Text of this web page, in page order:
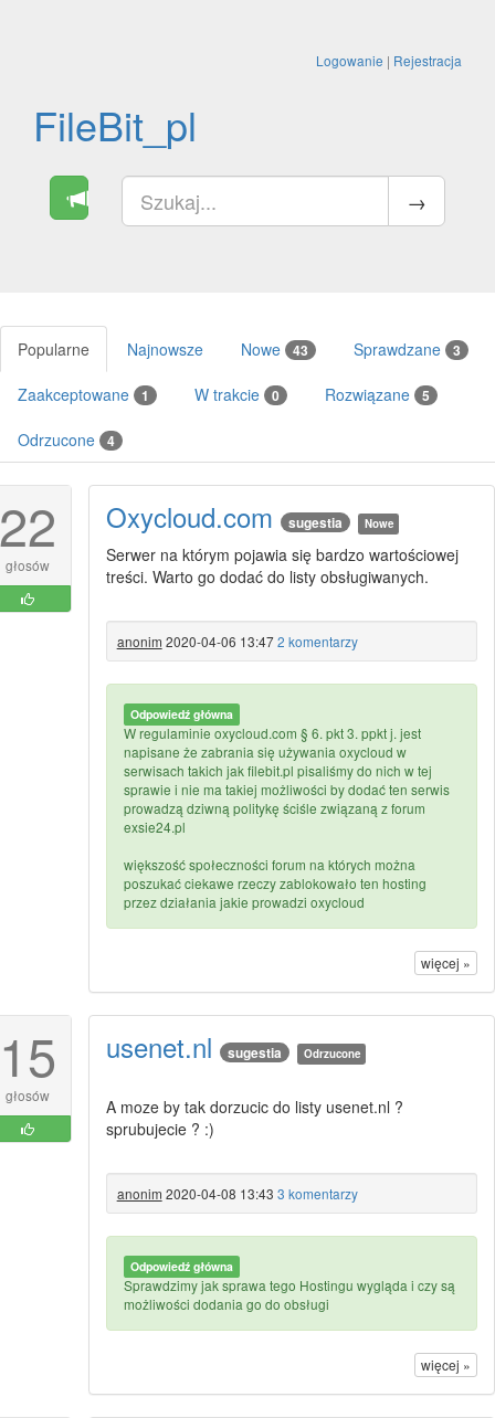
Logowanie | Rejestracja
FileBit_pl
Popularne Najnowsze Nowe 43 Sprawdzane 3
Zaakceptowane 1 W trakcie 0 Rozwiązane 5
Odrzucone 4
głosów
Oxycloud.com sugestia Nowe
Serwer na którym pojawia się bardzo wartościowej
treści. Warto go dodać do listy obsługiwanych.
anonim 2020-04-06 13:472 komentarzy
Odpowiedź główna
W regulaminie oxycloud.com § 6. pkt 3. ppkt j. jest
napisane że zabrania się używania oxycloud w
serwisach takich jak filebit.pl pisaliśmy do nich w tej
sprawie i nie ma takiej możliwości by dodać ten serwis
prowadzą dziwną politykę ściśle związaną z forum
exsie24.pl
większość społeczności forum na których można
poszukać ciekawe rzeczy zablokowało ten hosting
przez działania jakie prowadzi oxycloud
więcej »
głosów
usenet.nl sugestia Odrzucone
A moze by tak dorzucic do listy usenet.nl ?
sprubujecie ? :)
anonim 2020-04-08 13:43 3 komentarzy
Odpowiedź główna
Sprawdzimy jak sprawa tego Hostingu wygląda i czy są
możliwości dodania go do obsługi
więcej »